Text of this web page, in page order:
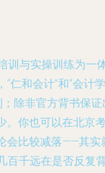
训与实操训练为
和会计”和“会
除非官方背书保
你也可以在北
会比较减落——其
百千远在是否反